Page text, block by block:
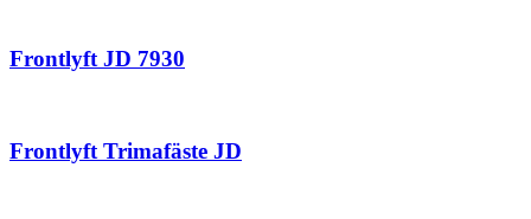
Frontlyft JD 7930
Frontlyft Trimafäste JD